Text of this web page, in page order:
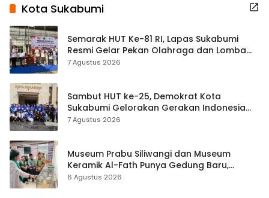
Kota Sukabumi
Semarak HUT Ke-81 RI, Lapas Sukabumi
Resmi Gelar Pekan Olahraga dan Lomba
Tradisional
7 Agustus 2026
Sambut HUT ke-25, Demokrat Kota
Sukabumi Gelorakan Gerakan Indonesia
ASRI Lewat Aksi Bersih Masjid Agung
7 Agustus 2026
Museum Prabu Siliwangi dan Museum
Keramik Al-Fath Punya Gedung Baru,
Hampir 500 Koleksi Dipisahkan
6 Agustus 2026